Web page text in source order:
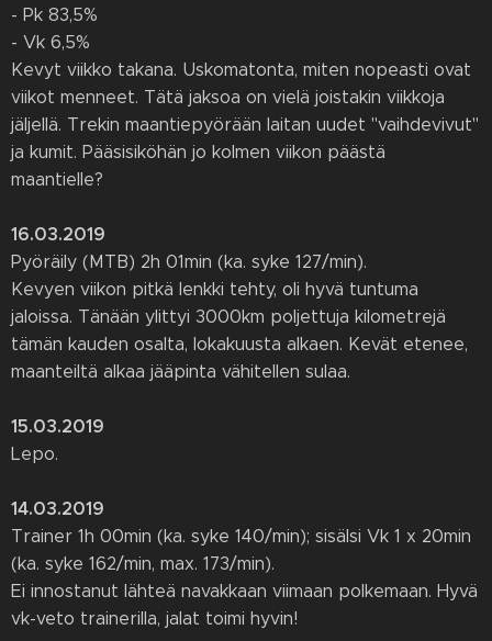
- Pk 83,5%
- Vk 6,5%
Kevyt viikko takana. Uskomatonta, miten nopeasti ovat
viikot menneet. Tätä jaksoa on vielä joistakin viikkoja
jäljellä. Trekin maantiepyörään laitan uudet "vaihdevivut"
ja kumit. Pääsisiköhän jo kolmen viikon päästä
maantielle?
16.03.2019
Pyöräily (MTB) 2h 01min (ka. syke 127/min).
Kevyen viikon pitkä lenkki tehty, oli hyvä tuntuma
jaloissa. Tänään ylittyi 3000km poljettuja kilometrejä
tämän kauden osalta, lokakuusta alkaen. Kevät etenee,
maanteiltä alkaa jääpinta vähitellen sulaa.
15.03.2019
Lepo.
14.03.2019
Trainer 1h 00min (ka. syke 140/min); sisälsi Vk 1 x 20min
(ka. syke 162/min, max. 173/min).
Ei innostanut lähteä navakkaan viimaan polkemaan. Hyvä
vk-veto trainerilla, jalat toimi hyvin!